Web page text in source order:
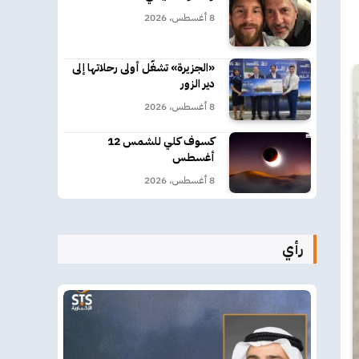
8 أغسطس، 2026
«الجزيرة» تشغّل أولى رحلاتها إلى
دير الزور
8 أغسطس، 2026
كسوف كلي للشمس 12
أغسطس
8 أغسطس، 2026
رأي